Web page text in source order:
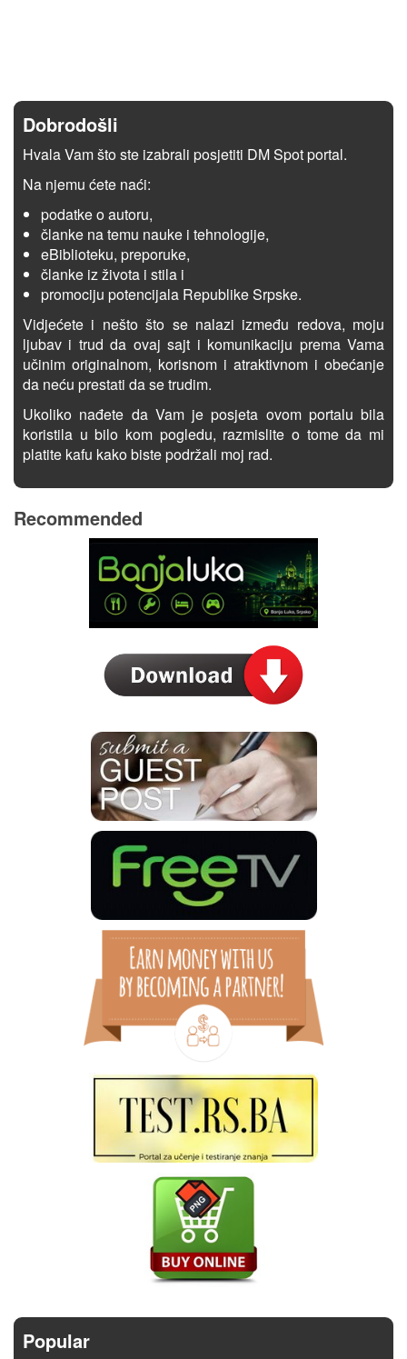
Dobrodošli
Hvala Vam što ste izabrali posjetiti DM Spot portal.
Na njemu ćete naći:
podatke o autoru,
članke na temu nauke i tehnologije,
eBiblioteku, preporuke,
članke iz života i stila i
promociju potencijala Republike Srpske.
Vidjećete i nešto što se nalazi između redova, moju
ljubav i trud da ovaj sajt i komunikaciju prema Vama
učinim originalnom, korisnom i atraktivnom i obećanje
da neću prestati da se trudim.
Ukoliko nađete da Vam je posjeta ovom portalu bila
koristila u bilo kom pogledu, razmislite o tome da mi
platite kafu kako biste podržali moj rad.
Recommended
Popular